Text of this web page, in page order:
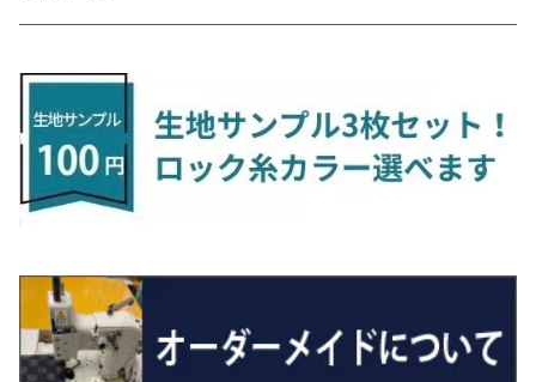
H27/1～R5/6 30系
R5/6～ 40系
H24/4～29/10 20系
ヴィッツ
H22/12～R2/3 130系
ヴォクシー
H26/1～R4/1 80系
R4/1～ 90系
エスクァイア
H26/10～R3/12 80系
エスティマ
R3/11～ 20系
H26/10～
ＲＸ
H27/10～R4/7 20系5人乗
H29/12～R4/7 20系7人乗
ＵＸ
H30/11～
R2/6~R8/6 15系(e-POWER)
R8/6～ 16系
H11/6～H16/10 Y34
サクラ
R4/5～ B6AW
シーマ
H13/1～R4/8 F50・Y51
シルビア
H3/1～H11/1 S13・S14
シルフィ
H23/5～ LA100系
ソルテラ
R4/5~ XEAM10X・YEAM15X
ディアスワゴン
H21/9～R2/4 S300系
トレジア
H22/11～H28/3 120系
フォレスター
H24/11～R1/8 GJ系
キャロル
H27/1～ HB36/37/97S
キャロルエコ
H24/11～H27/1 HB35S
スクラム
H17/9～ DG64/DG17
スクラムトラック
R1/7～ LA650/660
H28/11～ M900系
ハイゼット・キャディー
H28/6～R3/9 LA700V
ハイゼット・カーゴ
H16/12～ S300/S700系
ハイゼット・トラック
H11/1～ S200/S500系
ブーン
H13/9～ DA系
クロスビー(XBEE)
H29/12～R7/10 MN71S
ジムニー
H3/6～ JA/JB系
ジムニーノマド
R7/4～ JC74W
ジムニーワイド/ジムニーシエラ
H24/10～R2/12 GF系
アウトランダーＰＨＥＶ
H25/1～ GG/GN系 5人乗
エクリプスクロス/エクリプスクロスPHEV
H30/3～ GK/GL系
タウンボックス
H26/2～ DS17/64W
ディグニティ
H24/11～R2/3 JG1・JG2
R2/11～ JG3・JG4
N-ONE e:
R7/9~ JG5
N-VAN
H30/7～ JJ1・JJ2
N-VAN e:
R6/10~ JJ3
N‐WGN/N‐WGNカスタム
H16/4～28/1 １T系 トゥラン
R2/7～ A1D系
ティグアン
H20/9～H29/1 5NC系
トゥアレグ
H15/9～H30/4 7L/7P系
パサート
H23/5～H27/7 3CCAX
ザ・ビートル
H27/6～R1/8
ＣＬＳクラス
H30/6～
Ｅクラス
H28/7～
ＧＬＡクラス
H26/5～R2/6
ＧＬＥクラス
ラグマットミニ（S）